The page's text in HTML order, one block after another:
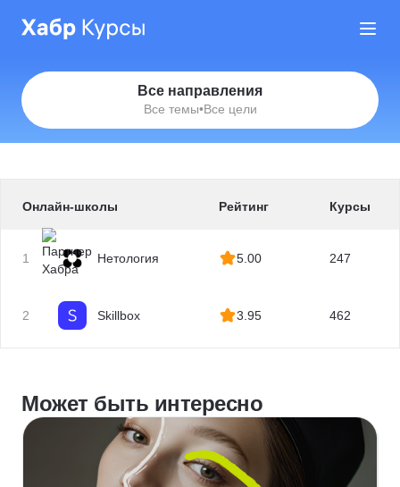
Все направления
Все темы•Все цели
Онлайн-школы Рейтинг Курсы
1 Нетология 5.00 247
2 Skillbox 3.95 462
Может быть интересно